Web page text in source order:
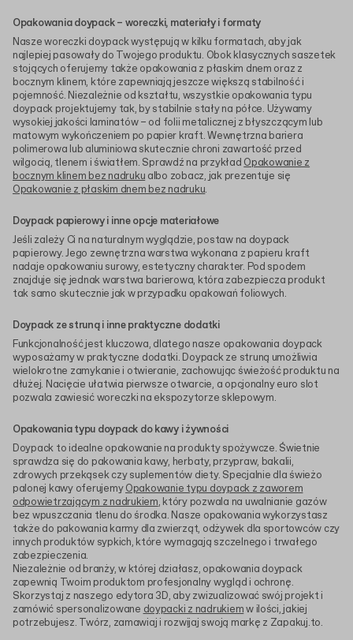
Opakowania doypack – woreczki, materiały i formaty
Nasze woreczki doypack występują w kilku formatach, aby jak
najlepiej pasowały do Twojego produktu. Obok klasycznych saszetek
stojących oferujemy także opakowania z płaskim dnem oraz z
bocznym klinem, które zapewniają jeszcze większą stabilność i
pojemność. Niezależnie od kształtu, wszystkie opakowania typu
doypack projektujemy tak, by stabilnie stały na półce. Używamy
wysokiej jakości laminatów – od folii metalicznej z błyszczącym lub
matowym wykończeniem po papier kraft. Wewnętrzna bariera
polimerowa lub aluminiowa skutecznie chroni zawartość przed
wilgocią, tlenem i światłem. Sprawdź na przykład Opakowanie z
bocznym klinem bez nadruku albo zobacz, jak prezentuje się
Opakowanie z płaskim dnem bez nadruku.
Doypack papierowy i inne opcje materiałowe
Jeśli zależy Ci na naturalnym wyglądzie, postaw na doypack
papierowy. Jego zewnętrzna warstwa wykonana z papieru kraft
nadaje opakowaniu surowy, estetyczny charakter. Pod spodem
znajduje się jednak warstwa barierowa, która zabezpiecza produkt
tak samo skutecznie jak w przypadku opakowań foliowych.
Doypack ze struną i inne praktyczne dodatki
Funkcjonalność jest kluczowa, dlatego nasze opakowania doypack
wyposażamy w praktyczne dodatki. Doypack ze struną umożliwia
wielokrotne zamykanie i otwieranie, zachowując świeżość produktu na
dłużej. Nacięcie ułatwia pierwsze otwarcie, a opcjonalny euro slot
pozwala zawiesić woreczki na ekspozytorze sklepowym.
Opakowania typu doypack do kawy i żywności
Doypack to idealne opakowanie na produkty spożywcze. Świetnie
sprawdza się do pakowania kawy, herbaty, przypraw, bakalii,
zdrowych przekąsek czy suplementów diety. Specjalnie dla świeżo
palonej kawy oferujemyOpakowanie typu doypack z zaworem
odpowietrzającym z nadrukiem, który pozwala na uwalnianie gazów
bez wpuszczania tlenu do środka. Nasze opakowania wykorzystasz
także do pakowania karmy dla zwierząt, odżywek dla sportowców czy
innych produktów sypkich, które wymagają szczelnego i trwałego
zabezpieczenia.
Niezależnie od branży, w której działasz, opakowania doypack
zapewnią Twoim produktom profesjonalny wygląd i ochronę.
Skorzystaj z naszego edytora 3D, aby zwizualizować swój projekt i
zamówić spersonalizowane doypacki z nadrukiemw ilości, jakiej
potrzebujesz. Twórz, zamawiaj i rozwijaj swoją markę z Zapakuj.to.